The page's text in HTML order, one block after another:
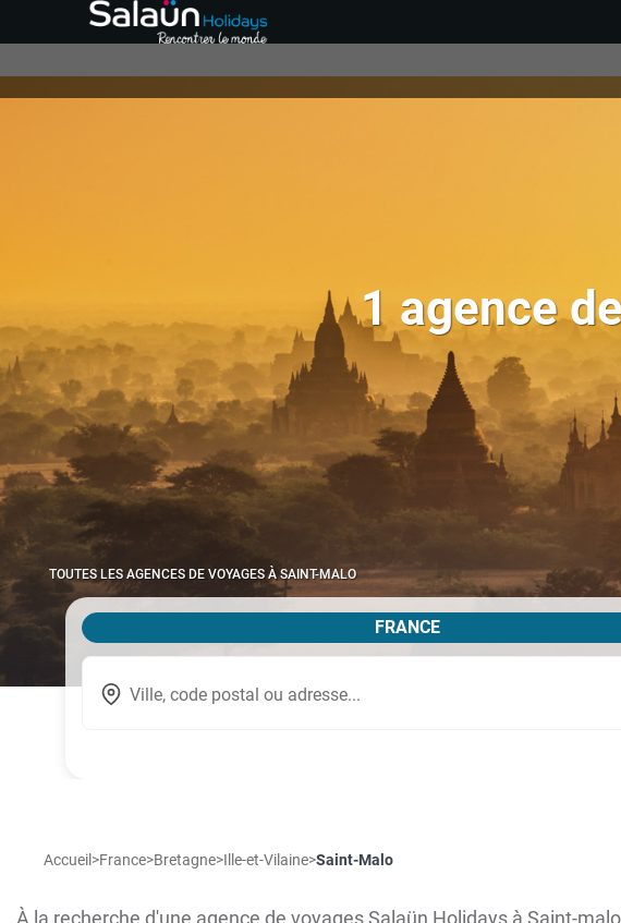
1 agence
TOUTES LES AGENCES DE VOYAGES À SAINT-MALO
FRANCE
Accueil >France>Bretagne>Ille-et-Vilaine>Saint-Malo
À la recherche d'une agence de voyages Salaün Holidays à Saint-